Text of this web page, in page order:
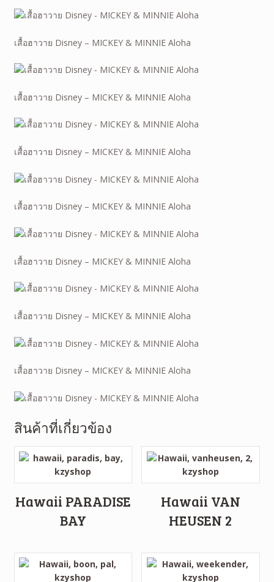
เสื้อฮาวาย Disney – MICKEY & MINNIE Aloha
เสื้อฮาวาย Disney – MICKEY & MINNIE Aloha
เสื้อฮาวาย Disney – MICKEY & MINNIE Aloha
เสื้อฮาวาย Disney – MICKEY & MINNIE Aloha
เสื้อฮาวาย Disney – MICKEY & MINNIE Aloha
เสื้อฮาวาย Disney – MICKEY & MINNIE Aloha
เสื้อฮาวาย Disney – MICKEY & MINNIE Aloha
สินค้าที่เกี่ยวข้อง
Hawaii PARADISE
BAY
Hawaii VAN
HEUSEN 2